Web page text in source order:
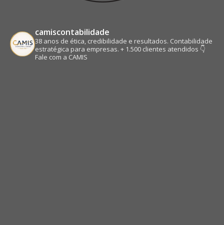
camiscontabilidade
38 anos de ética, credibilidade e resultados. Contabilidade
estratégica para empresas. + 1.500 clientes atendidos 👇
Fale com a CAMIS